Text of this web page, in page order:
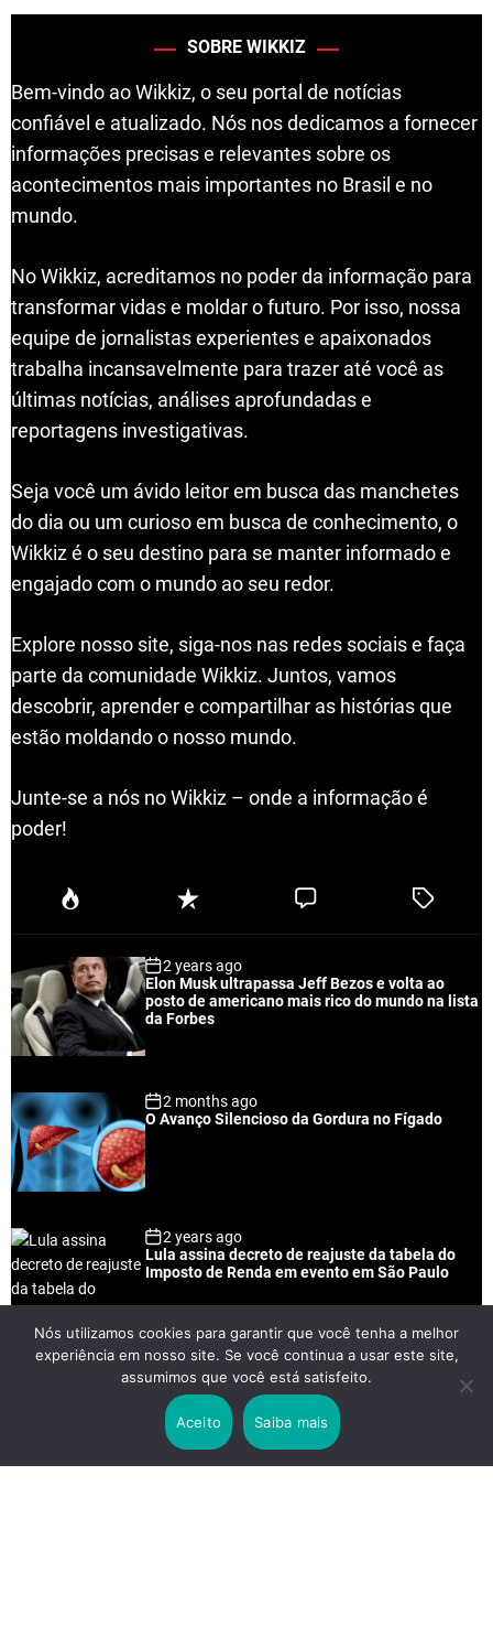
SOBRE WIKKIZ
Bem-vindo ao Wikkiz, o seu portal de notícias
confiável e atualizado. Nós nos dedicamos a fornecer
informações precisas e relevantes sobre os
acontecimentos mais importantes no Brasil e no
mundo.
No Wikkiz, acreditamos no poder da informação para
transformar vidas e moldar o futuro. Por isso, nossa
equipe de jornalistas experientes e apaixonados
trabalha incansavelmente para trazer até você as
últimas notícias, análises aprofundadas e
reportagens investigativas.
Seja você um ávido leitor em busca das manchetes
do dia ou um curioso em busca de conhecimento, o
Wikkiz é o seu destino para se manter informado e
engajado com o mundo ao seu redor.
Explore nosso site, siga-nos nas redes sociais e faça
parte da comunidade Wikkiz. Juntos, vamos
descobrir, aprender e compartilhar as histórias que
estão moldando o nosso mundo.
Junte-se a nós no Wikkiz – onde a informação é
poder!
P
u
a
r
R
e
n
t
C
e
T
e
2 years ago
Elon Musk ultrapassa Jeff Bezos e volta ao
posto de americano mais rico do mundo na lista
da Forbes
2 months ago
O Avanço Silencioso da Gordura no Fígado
2 years ago
Lula assina decreto de reajuste da tabela do
Imposto de Renda em evento em São Paulo
2 years ago
Lei Rouanet e Petrobras financiam evento em
que Lula pediu votos para Boulos
Nós utilizamos cookies para garantir que você tenha a melhor
experiência em nosso site. Se você continua a usar este site,
assumimos que você está satisfeito.
Aceito Saiba mais